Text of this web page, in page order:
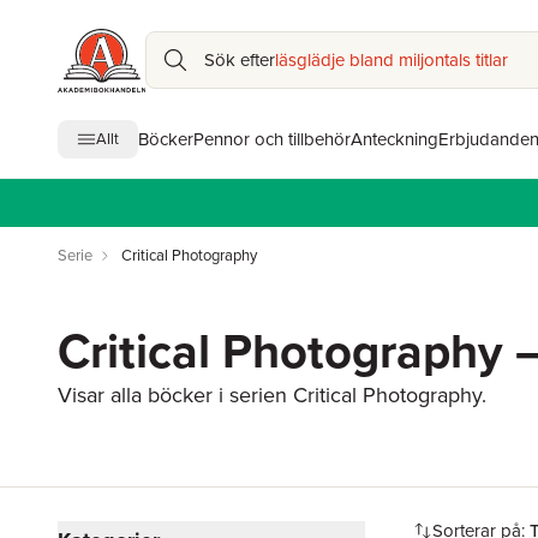
Sök efterläsglädje bland miljontals titlar
Allt BöckerPennor och tillbehörAnteckningErbjudanden
Serie Critical Photography
Critical Photography
Visar alla böcker i serien Critical Photography.
Sorterar på: